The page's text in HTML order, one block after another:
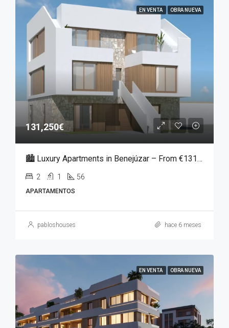
EN VENTA OBRA NUEVA
131,250€
🏙️ Luxury Apartments in Benejúzar – From €131,250
2 1 56
APARTAMENTOS
pabloshouses hace 6 meses
EN VENTA OBRA NUEVA